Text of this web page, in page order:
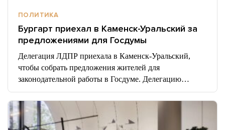
ПОЛИТИКА
Бургарт приехал в Каменск-Уральский за
предложениями для Госдумы
Делегация ЛДПР приехала в Каменск-Уральский,
чтобы собрать предложения жителей для
законодательной работы в Госдуме. Делегацию…